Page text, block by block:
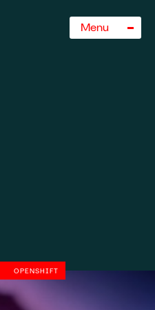
Sluiten
Menu
OPENSHIFT